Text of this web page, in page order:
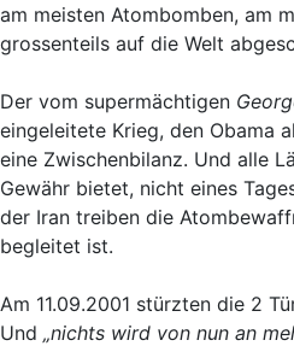
am meisten Atombomben, am
grossenteils auf die Welt
Der vom supermächtigen
eingeleitete Krieg, den Obama
eine Zwischenbilanz. Und alle
Gewähr bietet, nicht eines
der Iran treiben die
begleitet ist.
Am 11.09.2001 stürzten die 2
Und „nichts wird von nun an